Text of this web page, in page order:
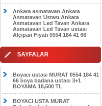
Ankara asmatavan Ankara
Asmatavan Ustası Ankara
Asmatavan Led Tavan Ankara
Asmatavan Led Tavan ustası
Alçıpan Fiyatı 0554 184 41 66
SAYFALAR
Boyacı ustası MURAT 0554 184 41
66 boya badana ustası 3+1
BOYAMA 18,500 TL
BOYACI USTA MURAT